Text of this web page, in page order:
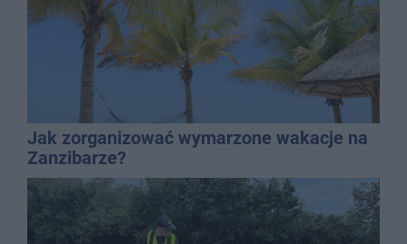
Jak zorganizować wymarzone wakacje na
Zanzibarze?